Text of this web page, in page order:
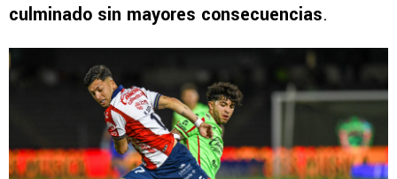
culminado sin mayores consecuencias.